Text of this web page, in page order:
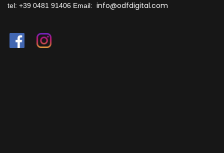
tel: +39 0481 91406 Email: info@odfdigital.com